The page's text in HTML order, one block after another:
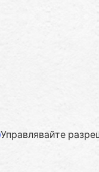
Управлявайте